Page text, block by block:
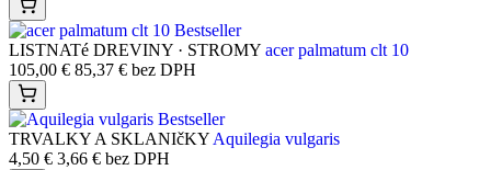
Bestseller
LISTNATé DREVINY · STROMY acer palmatum clt 10
105,00 € 85,37 € bez DPH
Bestseller
TRVALKY A SKLANIčKY Aquilegia vulgaris
4,50 € 3,66 € bez DPH